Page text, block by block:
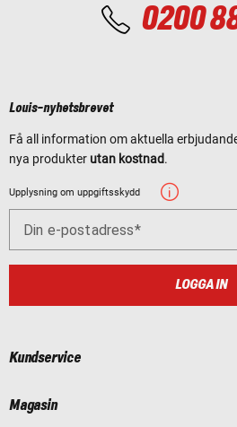
0200
Louis-nyhetsbrevet
Få all information om aktuella
nya produkter utan kostnad.
Upplysning om uppgiftsskydd
Din e-postadress
LOGGA IN
Kundservice
Magasin